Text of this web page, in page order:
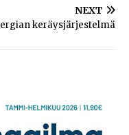
NEXT
keräysjärjestelmä